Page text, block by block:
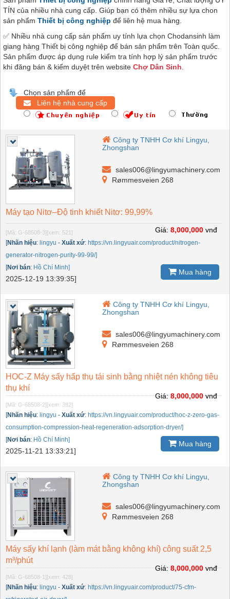
TÍN của nhiều nhà cung cấp. Giúp bạn có thêm nhiều sự lựa chon
sản phẩm Thiết bị công nghiệp để liên hệ mua hàng.
✅ Nhiều nhà cung cấp sản phẩm uy tính lựa chọn Chodansinh làm
giang hàng Thiết bị công nghiệp để bán sản phẩm trên Toàn quốc.
Sản phẩm được áp dụng rule kiểm tra tính hợp lý sản phẩm trước
khi đăng bán & kiểm duyệt trên website Chợ Dân Sinh
Chọn sản phẩm để
Liên hệ nhà cung cấp
Công ty TNHH Cơ khí Lingyu,
Zhongshan
sales006@lingyumachinery.com
Rømmesveien 268
Máy tạo Nitơ–Độ tinh khiết Nitơ: 99,99%
[Mã: G-68508-3][xem: 521]
[Nhãn hiệu: lingyu - Xuất xứ: https://vn.lingyuair.com/product/nitrogen-
generator-nitrogen-purity-99-99/]
[Nơi bán: Hồ Chí Minh]
2025-12-19 13:39:35]
Giá: 8,000,000 vnđ
Mua hàng
Công ty TNHH Cơ khí Lingyu,
Zhongshan
sales006@lingyumachinery.com
Rømmesveien 268
HOC-Z Máy sấy hấp thụ tái sinh bằng nhiệt nén không tiêu
thụ khí
[Mã: G-68508-2][xem: 392]
[Nhãn hiệu: lingyu - Xuất xứ: https://vn.lingyuair.com/product/hoc-z-zero-gas-
consumption-compression-heat-regeneration-adsorption-dryer/]
[Nơi bán: Hồ Chí Minh]
2025-11-21 13:33:21]
Giá:8,000,000vnđ
Mua hàng
Công ty TNHH Cơ khí Lingyu,
Zhongshan
sales006@lingyumachinery.com
Rømmesveien 268
Máy sấy khí lạnh (làm mát bằng không khí) công suất 2,5
m³/phút
[Mã: G-68508-1][xem: 428]
[Nhãn hiệu: lingyu - Xuất xứ: https://vn.lingyuair.com/product/75-cfm-
Giá:8,000,000vnđ